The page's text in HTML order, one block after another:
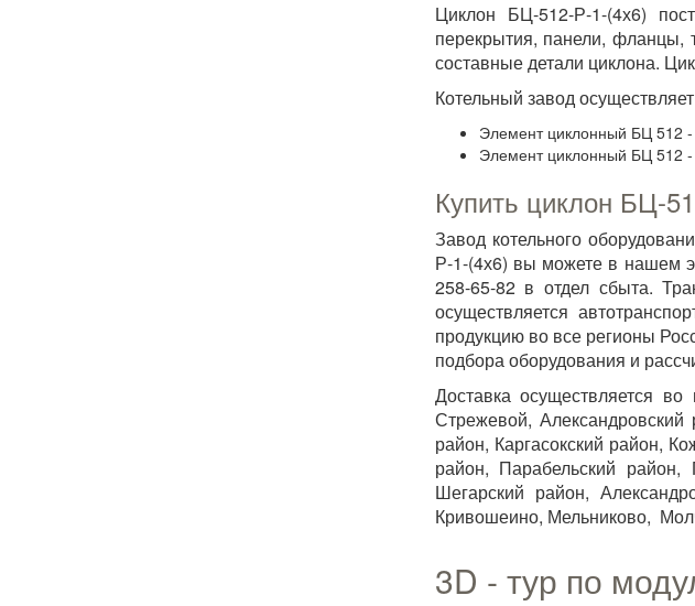
Циклон БЦ-512-Р-1-(4х6)
перекрытия, панели, фланцы,
составные детали циклона.
Котельный завод
Элемент циклонный БЦ 512
Элемент циклонный БЦ 512
Купить циклон БЦ-
Завод котельного
Р-1-(4х6) вы можете в нашем
258-65-82 в отдел сбыта.
осуществляется
продукцию во все регионы
подбора оборудования и
Доставка осуществляется
Стрежевой,
район, Каргасокский район,
район, Парабельский район,
Шегарский район,
Кривошеино, Мельниково,
3D - тур по